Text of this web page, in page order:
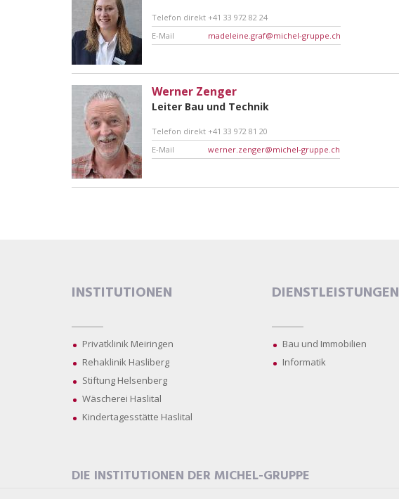
Telefon direkt +41 33 972 82 24
E-Mail
madeleine.graf@michel-gruppe.ch
Werner Zenger
Leiter Bau und Technik
Telefon direkt +41 33 972 81 20
E-Mail
werner.zenger@michel-gruppe.ch
INSTITUTIONEN
Privatklinik Meiringen
Rehaklinik Hasliberg
Stiftung Helsenberg
Wäscherei Haslital
Kindertagesstätte Haslital
DIENSTLEISTUNGEN
Bau und Immobilien
Informatik
DIE INSTITUTIONEN DER MICHEL-GRUPPE